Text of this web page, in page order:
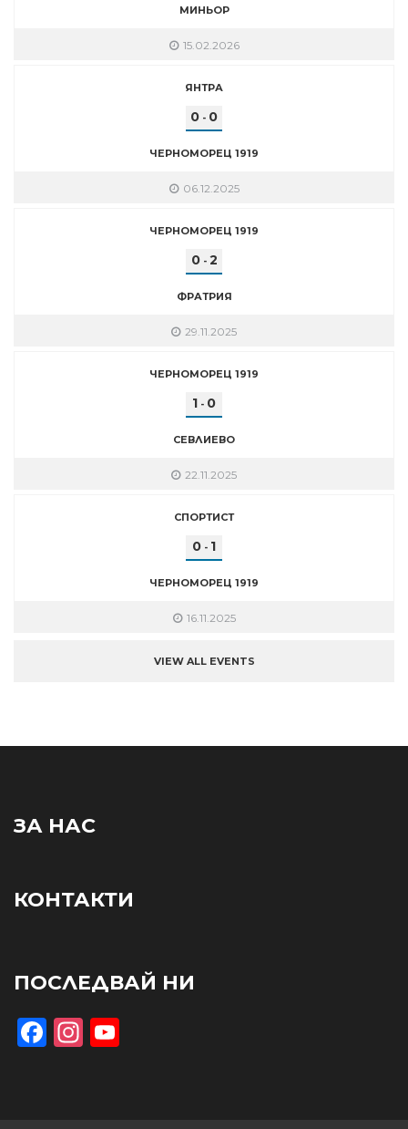
МИНЬОР
15.02.2026
ЯНТРА
0 - 0
ЧЕРНОМОРЕЦ 1919
06.12.2025
ЧЕРНОМОРЕЦ 1919
0- 2
ФРАТРИЯ
29.11.2025
ЧЕРНОМОРЕЦ 1919
1 - 0
СЕВЛИЕВО
22.11.2025
СПОРТИСТ
0 - 1
ЧЕРНОМОРЕЦ 1919
16.11.2025
VIEW ALL EVENTS
ЗА НАС
КОНТАКТИ
ПОСЛЕДВАЙ НИ
Facebook
Instagram